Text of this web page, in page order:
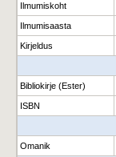
Ilmumiskoht
Ilmumisaasta
Kirjeldus
Bibliokirje (Ester)
ISBN
Omanik